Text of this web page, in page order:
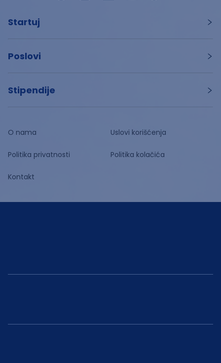
Startuj
Poslovi
Stipendije
O nama Uslovi korišćenja
Politika privatnosti Politika kolačića
Kontakt